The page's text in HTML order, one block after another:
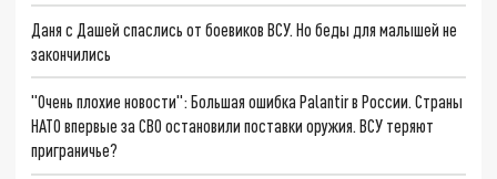
Даня с Дашей спаслись от боевиков ВСУ. Но беды для малышей не
закончились
"Очень плохие новости": Большая ошибка Palantir в России. Страны
НАТО впервые за СВО остановили поставки оружия. ВСУ теряют
приграничье?